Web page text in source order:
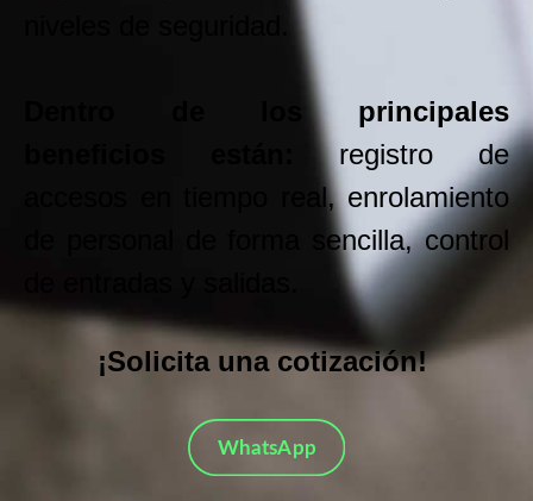
Dentro de los principales
registro de
accesos en tiempo real, enrolamiento
de personal de forma sencilla, control
¡Solicita una cotización!